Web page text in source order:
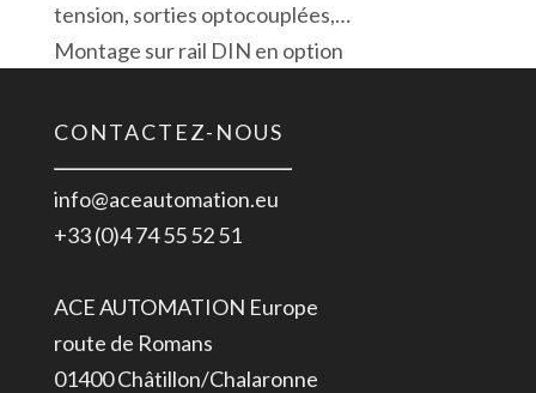
tension, sorties optocouplées,…
Montage sur rail DIN en option
CONTACTEZ-NOUS
info@aceautomation.eu
+33 (0)4 74 55 52 51
ACE AUTOMATION Europe
route de Romans
01400 Châtillon/Chalaronne